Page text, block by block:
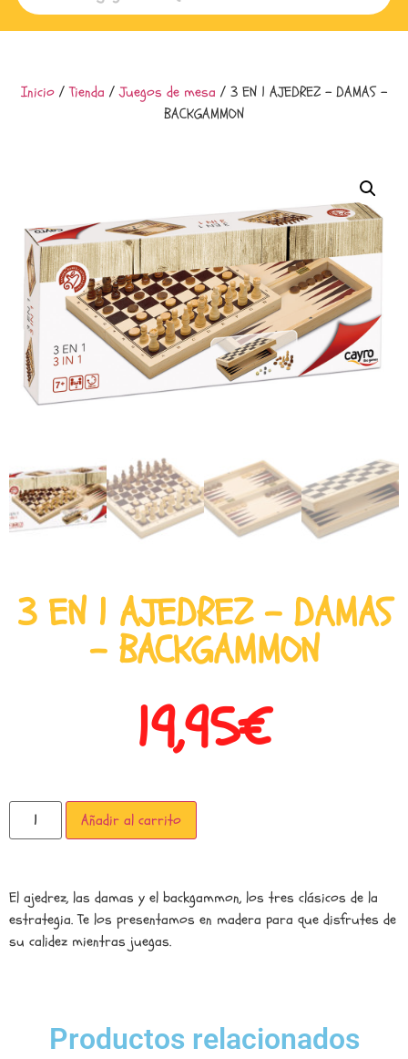
Inicio /Tienda /Juegos de mesa / 3 EN 1 AJEDREZ – DAMAS –
BACKGAMMON
3 EN 1 AJEDREZ – DAMAS
– BACKGAMMON
19,95€
Añadir al carrito
El ajedrez, las damas y el backgammon, los tres clásicos de la
estrategia. Te los presentamos en madera para que disfrutes de
su calidez mientras juegas.
Productos relacionados